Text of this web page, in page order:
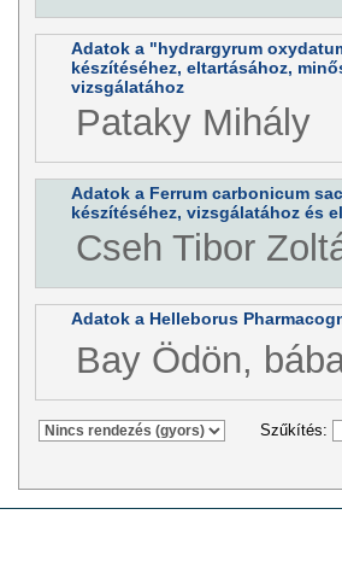
Adatok a "hydrargyrum
készítéséhez, eltartásához,
vizsgálatához
Pataky Mihály
Adatok a Ferrum carbonicum
készítéséhez, vizsgálatához és
Cseh Tibor
Adatok a Helleborus
Bay Ödön,
Szűkítés: